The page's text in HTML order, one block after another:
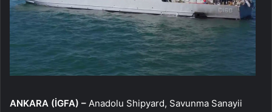
ANKARA (İGFA) – Anadolu Shipyard, Savunma Sanayii